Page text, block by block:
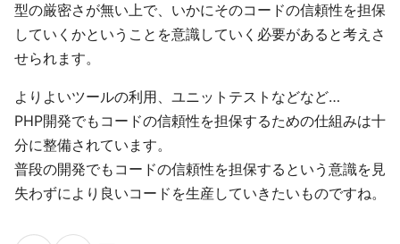
型の厳密さが無い上で、いかにそのコードの信頼性を担保
していくかということを意識していく必要があると考えさ
せられます。
よりよいツールの利用、ユニットテストなどなど…
PHP開発でもコードの信頼性を担保するための仕組みは十
分に整備されています。
普段の開発でもコードの信頼性を担保するという意識を見
失わずにより良いコードを生産していきたいものですね。